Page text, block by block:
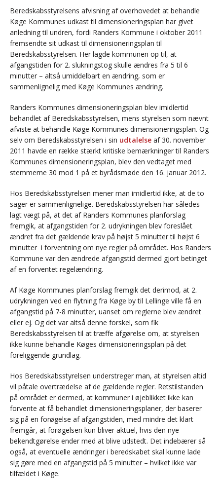
Beredskabsstyrelsens afvisning af overhovedet at behandle
Køge Kommunes udkast til dimensioneringsplan har givet
anledning til undren, fordi Randers Kommune i oktober 2011
fremsendte sit udkast til dimensioneringsplan til
Beredskabsstyrelsen. Her lagde kommunen op til, at
afgangstiden for 2. slukningstog skulle ændres fra 5 til 6
minutter – altså umiddelbart en ændring, som er
sammenlignelig med Køge Kommunes ændring.
Randers Kommunes dimensioneringsplan blev imidlertid
behandlet af Beredskabsstyrelsen, mens styrelsen som nævnt
afviste at behandle Køge Kommunes dimensioneringsplan. Og
selv om Beredskabsstyrelsen i sin udtalelse af 30. november
2011 havde en række stærkt kritiske bemærkninger til Randers
Kommunes dimensioneringsplan, blev den vedtaget med
stemmerne 30 mod 1 på et byrådsmøde den 16. januar 2012.
Hos Beredskabsstyrelsen mener man imidlertid ikke, at de to
sager er sammenlignelige. Beredskabsstyrelsen har således
lagt vægt på, at det af Randers Kommunes planforslag
fremgik, at afgangstiden for 2. udrykningen blev foreslået
ændret fra det gældende krav på højst 5 minutter til højst 6
minutter i forventning om nye regler på området. Hos Randers
Kommune var den ændrede afgangstid dermed gjort betinget
af en forventet regelændring.
Af Køge Kommunes planforslag fremgik det derimod, at 2.
udrykningen ved en flytning fra Køge by til Lellinge ville få en
afgangstid på 7-8 minutter, uanset om reglerne blev ændret
eller ej. Og det var altså denne forskel, som fik
Beredskabsstyrelsen til at træffe afgørelse om, at styrelsen
ikke kunne behandle Køges dimensioneringsplan på det
foreliggende grundlag.
Hos Beredskabsstyrelsen understreger man, at styrelsen altid
vil påtale overtrædelse af de gældende regler. Retstilstanden
på området er dermed, at kommuner i øjeblikket ikke kan
forvente at få behandlet dimensioneringsplaner, der baserer
sig på en forøgelse af afgangstiden, med mindre det klart
fremgår, at forøgelsen kun bliver aktuel, hvis den nye
bekendtgørelse ender med at blive udstedt. Det indebærer så
også, at eventuelle ændringer i beredskabet skal kunne lade
sig gøre med en afgangstid på 5 minutter – hvilket ikke var
tilfældet i Køge.